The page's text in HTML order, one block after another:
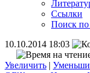
Ссылки
Поиск по
10.10.2014 18:03
Увеличить |